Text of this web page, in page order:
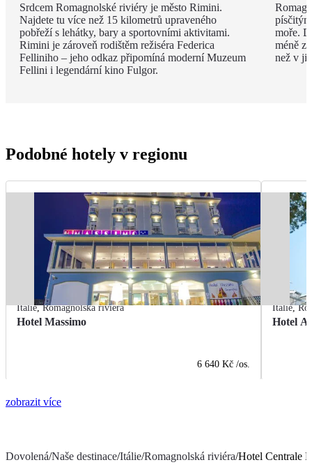
Srdcem Romagnolské riviéry je město Rimini.
Najdete tu více než 15 kilometrů upraveného
pobřeží s lehátky, bary a sportovními aktivitami.
Rimini je zároveň rodištěm režiséra Federica
Felliniho – jeho odkaz připomíná moderní Muzeum
Fellini i legendární kino Fulgor.
moře.
méně
než v
Podobné hotely v regionu
Itálie,Romagnolská riviéra
Hotel Massimo
6 640 Kč /os.
Itálie,
Hotel
zobrazit více
Dovolená/Naše destinace/Itálie/Romagnolská riviéra/Hotel Centrale